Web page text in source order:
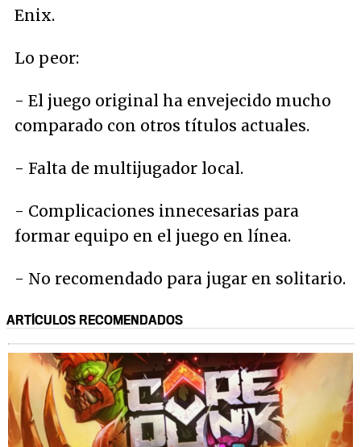
Enix.
Lo peor:
- El juego original ha envejecido mucho
comparado con otros títulos actuales.
- Falta de multijugador local.
- Complicaciones innecesarias para
formar equipo en el juego en línea.
- No recomendado para jugar en solitario.
ARTÍCULOS RECOMENDADOS